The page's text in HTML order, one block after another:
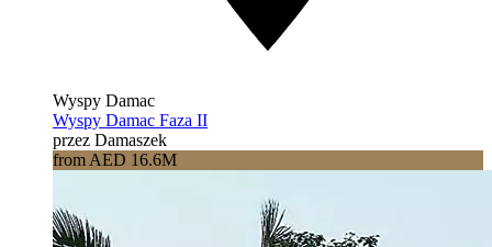
Wyspy Damac
Wyspy Damac Faza II
przez Damaszek
from AED 16.6M